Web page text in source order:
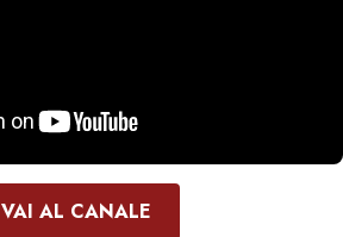
VAI AL CANALE